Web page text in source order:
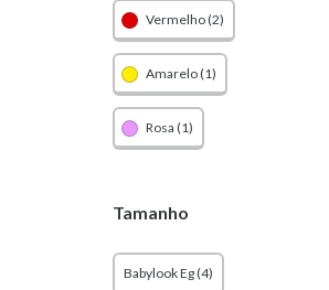
Vermelho (2)
Amarelo (1)
Rosa (1)
Tamanho
Babylook Eg (4)